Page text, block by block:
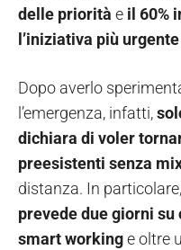
delle priorità e il 60%
l’iniziativa più urgente
Dopo averlo
l’emergenza, infatti,
dichiara di voler
preesistenti senza
distanza. In particolare,
prevede due giorni
smart workinge oltre